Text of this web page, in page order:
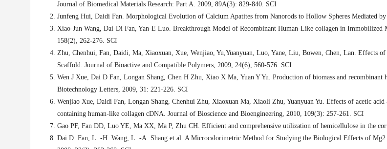
Journal of Biomedical Materials Research: Part A. 2009, 89A(3): 829-840. SCI
Junfeng Hui, Daidi Fan. Morphological Evolution of Calcium Apatites from Nanorods to Hollow Spheres Mediated
Xiao-Jun Wang, Dai-Di Fan, Yan-E Luo. Breakthrough Model of Recombinant Human-Like collagen in
158(2), 262-276. SCI
Zhu, Chenhui, Fan, Daidi, Ma, Xiaoxuan, Xue, Wenjiao, Yu,Yuanyuan, Luo, Yane, Liu, Bowen, Chen, Lan. Effects
Scaffold. Journal of Bioactive and Compatible Polymers, 2009, 24(6), 560-576. SCI
Wen J Xue, Dai D Fan, Longan Shang, Chen H Zhu, Xiao X Ma, Yuan Y Yu. Production of biomass and
Biotechnology Letters, 2009, 31: 221-226. SCI
Wenjiao Xue, Daidi Fan, Longan Shang, Chenhui Zhu, Xiaoxuan Ma, Xiaoli Zhu, Yuanyuan Yu. Effects of acetic
containing human-like collagen cDNA. Journal of Bioscience and Bioengineering, 2010, 109(3): 257-261. SCI
Gao PF, Fan DD, Luo YE, Ma XX, Ma P, Zhu CH. Efficient and comprehensive utilization of hemicellulose in the
Dai D. Fan, L. -H. Wang, L. -A. Shang et al. A Microcalorimetric Method for Studying the Biological Effects of